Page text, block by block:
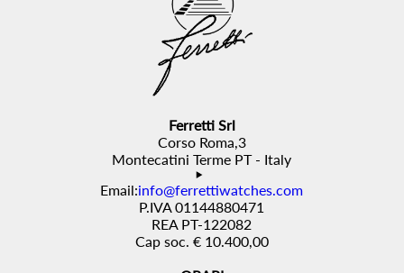
Ferretti Srl
Corso Roma,3
Montecatini Terme PT - Italy
Email:info@ferrettiwatches.com
P.IVA 01144880471
REA PT-122082
Cap soc. € 10.400,00